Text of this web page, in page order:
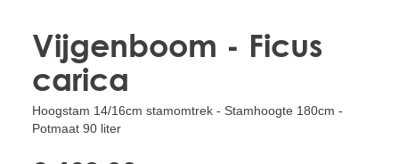
Vijgenboom - Ficus
carica
Hoogstam 14/16cm stamomtrek - Stamhoogte 180cm -
Potmaat 90 liter